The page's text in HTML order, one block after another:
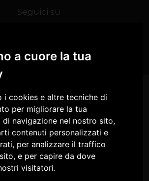
a cuore la tua
i cookies e altre tecniche di
per migliorare la tua
di navigazione nel nostro sito,
contenuti personalizzati e
per analizzare il traffico
e per capire da dove
visitatori.
Seguici su